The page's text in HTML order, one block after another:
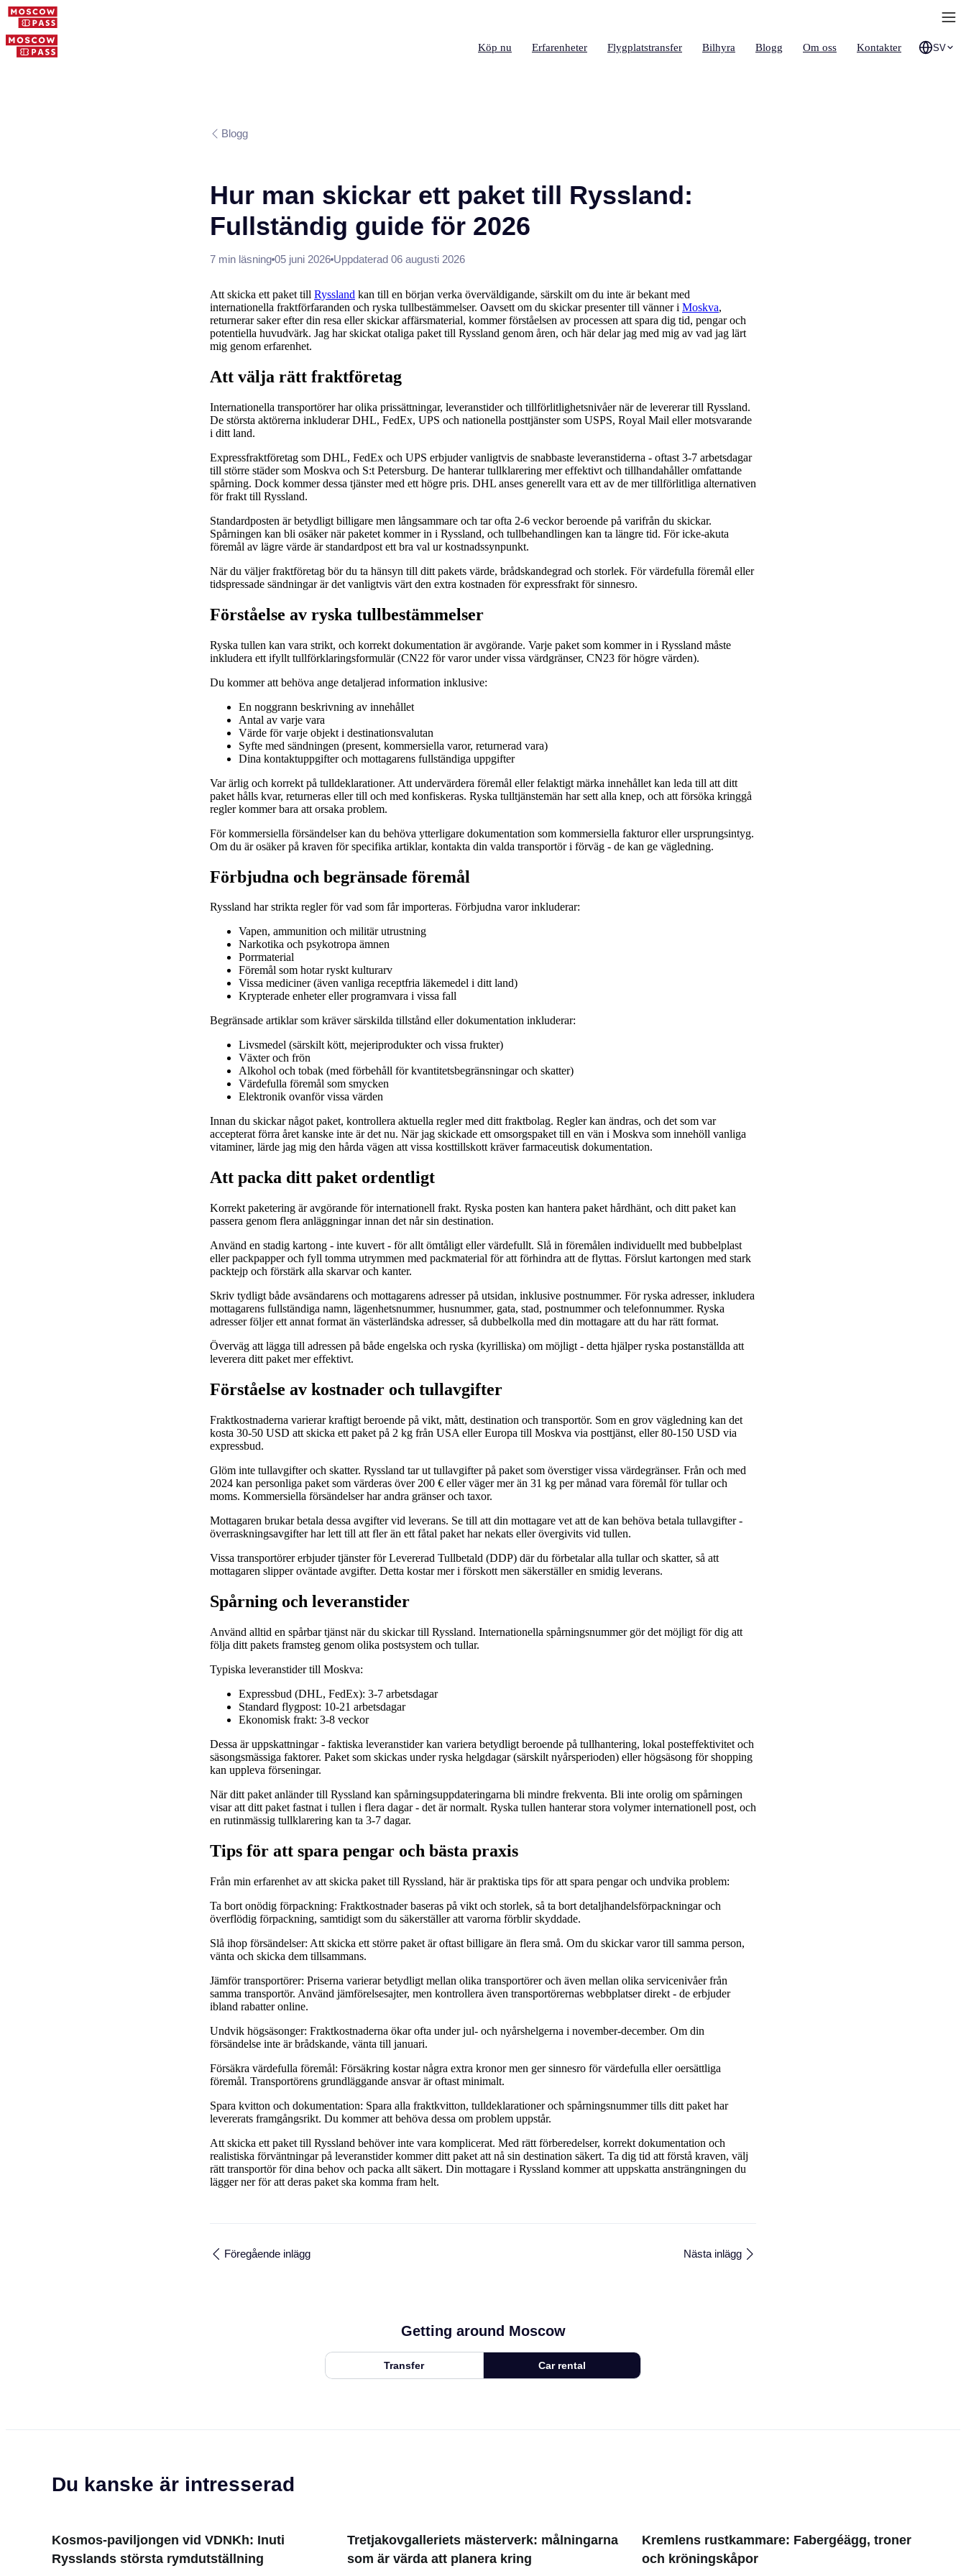
Köp nu Erfarenheter Flygplatstransfer Bilhyra Blogg Om oss Kontakter SV
Blogg
Hur man skickar ett paket till Ryssland:
Fullständig guide för 2026
7 min läsning 05 juni 2026 Uppdaterad 06 augusti 2026
Att skicka ett paket till Ryssland kan till en början verka överväldigande, särskilt om du inte är bekant med
internationella fraktförfaranden och ryska tullbestämmelser. Oavsett om du skickar presenter till vänner i Moskva,
returnerar saker efter din resa eller skickar affärsmaterial, kommer förståelsen av processen att spara dig tid, pengar och
potentiella huvudvärk. Jag har skickat otaliga paket till Ryssland genom åren, och här delar jag med mig av vad jag lärt
mig genom erfarenhet.
Att välja rätt fraktföretag
Internationella transportörer har olika prissättningar, leveranstider och tillförlitlighetsnivåer när de levererar till Ryssland.
De största aktörerna inkluderar DHL, FedEx, UPS och nationella posttjänster som USPS, Royal Mail eller motsvarande
i ditt land.
Expressfraktföretag som DHL, FedEx och UPS erbjuder vanligtvis de snabbaste leveranstiderna - oftast 3-7 arbetsdagar
till större städer som Moskva och S:t Petersburg. De hanterar tullklarering mer effektivt och tillhandahåller omfattande
spårning. Dock kommer dessa tjänster med ett högre pris. DHL anses generellt vara ett av de mer tillförlitliga alternativen
för frakt till Ryssland.
Standardposten är betydligt billigare men långsammare och tar ofta 2-6 veckor beroende på varifrån du skickar.
Spårningen kan bli osäker när paketet kommer in i Ryssland, och tullbehandlingen kan ta längre tid. För icke-akuta
föremål av lägre värde är standardpost ett bra val ur kostnadssynpunkt.
När du väljer fraktföretag bör du ta hänsyn till ditt pakets värde, brådskandegrad och storlek. För värdefulla föremål eller
tidspressade sändningar är det vanligtvis värt den extra kostnaden för expressfrakt för sinnesro.
Förståelse av ryska tullbestämmelser
Ryska tullen kan vara strikt, och korrekt dokumentation är avgörande. Varje paket som kommer in i Ryssland måste
inkludera ett ifyllt tullförklaringsformulär (CN22 för varor under vissa värdgränser, CN23 för högre värden).
Du kommer att behöva ange detaljerad information inklusive:
En noggrann beskrivning av innehållet
Antal av varje vara
Värde för varje objekt i destinationsvalutan
Syfte med sändningen (present, kommersiella varor, returnerad vara)
Dina kontaktuppgifter och mottagarens fullständiga uppgifter
Var ärlig och korrekt på tulldeklarationer. Att undervärdera föremål eller felaktigt märka innehållet kan leda till att ditt
paket hålls kvar, returneras eller till och med konfiskeras. Ryska tulltjänstemän har sett alla knep, och att försöka kringgå
regler kommer bara att orsaka problem.
För kommersiella försändelser kan du behöva ytterligare dokumentation som kommersiella fakturor eller ursprungsintyg.
Om du är osäker på kraven för specifika artiklar, kontakta din valda transportör i förväg - de kan ge vägledning.
Förbjudna och begränsade föremål
Ryssland har strikta regler för vad som får importeras. Förbjudna varor inkluderar:
Vapen, ammunition och militär utrustning
Narkotika och psykotropa ämnen
Porrmaterial
Föremål som hotar ryskt kulturarv
Vissa mediciner (även vanliga receptfria läkemedel i ditt land)
Krypterade enheter eller programvara i vissa fall
Begränsade artiklar som kräver särskilda tillstånd eller dokumentation inkluderar:
Livsmedel (särskilt kött, mejeriprodukter och vissa frukter)
Växter och frön
Alkohol och tobak (med förbehåll för kvantitetsbegränsningar och skatter)
Värdefulla föremål som smycken
Elektronik ovanför vissa värden
Innan du skickar något paket, kontrollera aktuella regler med ditt fraktbolag. Regler kan ändras, och det som var
accepterat förra året kanske inte är det nu. När jag skickade ett omsorgspaket till en vän i Moskva som innehöll vanliga
vitaminer, lärde jag mig den hårda vägen att vissa kosttillskott kräver farmaceutisk dokumentation.
Att packa ditt paket ordentligt
Korrekt paketering är avgörande för internationell frakt. Ryska posten kan hantera paket hårdhänt, och ditt paket kan
passera genom flera anläggningar innan det når sin destination.
Använd en stadig kartong - inte kuvert - för allt ömtåligt eller värdefullt. Slå in föremålen individuellt med bubbelplast
eller packpapper och fyll tomma utrymmen med packmaterial för att förhindra att de flyttas. Förslut kartongen med stark
packtejp och förstärk alla skarvar och kanter.
Skriv tydligt både avsändarens och mottagarens adresser på utsidan, inklusive postnummer. För ryska adresser, inkludera
mottagarens fullständiga namn, lägenhetsnummer, husnummer, gata, stad, postnummer och telefonnummer. Ryska
adresser följer ett annat format än västerländska adresser, så dubbelkolla med din mottagare att du har rätt format.
Överväg att lägga till adressen på både engelska och ryska (kyrilliska) om möjligt - detta hjälper ryska postanställda att
leverera ditt paket mer effektivt.
Förståelse av kostnader och tullavgifter
Fraktkostnaderna varierar kraftigt beroende på vikt, mått, destination och transportör. Som en grov vägledning kan det
kosta 30-50 USD att skicka ett paket på 2 kg från USA eller Europa till Moskva via posttjänst, eller 80-150 USD via
expressbud.
Glöm inte tullavgifter och skatter. Ryssland tar ut tullavgifter på paket som överstiger vissa värdegränser. Från och med
2024 kan personliga paket som värderas över 200 € eller väger mer än 31 kg per månad vara föremål för tullar och
moms. Kommersiella försändelser har andra gränser och taxor.
Mottagaren brukar betala dessa avgifter vid leverans. Se till att din mottagare vet att de kan behöva betala tullavgifter -
överraskningsavgifter har lett till att fler än ett fåtal paket har nekats eller övergivits vid tullen.
Vissa transportörer erbjuder tjänster för Levererad Tullbetald (DDP) där du förbetalar alla tullar och skatter, så att
mottagaren slipper oväntade avgifter. Detta kostar mer i förskott men säkerställer en smidig leverans.
Spårning och leveranstider
Använd alltid en spårbar tjänst när du skickar till Ryssland. Internationella spårningsnummer gör det möjligt för dig att
följa ditt pakets framsteg genom olika postsystem och tullar.
Typiska leveranstider till Moskva:
Expressbud (DHL, FedEx): 3-7 arbetsdagar
Standard flygpost: 10-21 arbetsdagar
Ekonomisk frakt: 3-8 veckor
Dessa är uppskattningar - faktiska leveranstider kan variera betydligt beroende på tullhantering, lokal posteffektivitet och
säsongsmässiga faktorer. Paket som skickas under ryska helgdagar (särskilt nyårsperioden) eller högsäsong för shopping
kan uppleva förseningar.
När ditt paket anländer till Ryssland kan spårningsuppdateringarna bli mindre frekventa. Bli inte orolig om spårningen
visar att ditt paket fastnat i tullen i flera dagar - det är normalt. Ryska tullen hanterar stora volymer internationell post, och
en rutinmässig tullklarering kan ta 3-7 dagar.
Tips för att spara pengar och bästa praxis
Från min erfarenhet av att skicka paket till Ryssland, här är praktiska tips för att spara pengar och undvika problem:
Ta bort onödig förpackning: Fraktkostnader baseras på vikt och storlek, så ta bort detaljhandelsförpackningar och
överflödig förpackning, samtidigt som du säkerställer att varorna förblir skyddade.
Slå ihop försändelser: Att skicka ett större paket är oftast billigare än flera små. Om du skickar varor till samma person,
vänta och skicka dem tillsammans.
Jämför transportörer: Priserna varierar betydligt mellan olika transportörer och även mellan olika servicenivåer från
samma transportör. Använd jämförelsesajter, men kontrollera även transportörernas webbplatser direkt - de erbjuder
ibland rabatter online.
Undvik högsäsonger: Fraktkostnaderna ökar ofta under jul- och nyårshelgerna i november-december. Om din
försändelse inte är brådskande, vänta till januari.
Försäkra värdefulla föremål: Försäkring kostar några extra kronor men ger sinnesro för värdefulla eller oersättliga
föremål. Transportörens grundläggande ansvar är oftast minimalt.
Spara kvitton och dokumentation: Spara alla fraktkvitton, tulldeklarationer och spårningsnummer tills ditt paket har
levererats framgångsrikt. Du kommer att behöva dessa om problem uppstår.
Att skicka ett paket till Ryssland behöver inte vara komplicerat. Med rätt förberedelser, korrekt dokumentation och
realistiska förväntningar på leveranstider kommer ditt paket att nå sin destination säkert. Ta dig tid att förstå kraven, välj
rätt transportör för dina behov och packa allt säkert. Din mottagare i Ryssland kommer att uppskatta ansträngningen du
lägger ner för att deras paket ska komma fram helt.
Föregående inlägg Nästa inlägg
Getting around Moscow
Transfer Car rental
Du kanske är intresserad
Kosmos-paviljongen vid VDNKh: Inuti
Rysslands största rymdutställning
Tretjakovgalleriets mästerverk: målningarna
som är värda att planera kring
Kremlens rustkammare: Fabergéägg, troner
och kröningskåpor